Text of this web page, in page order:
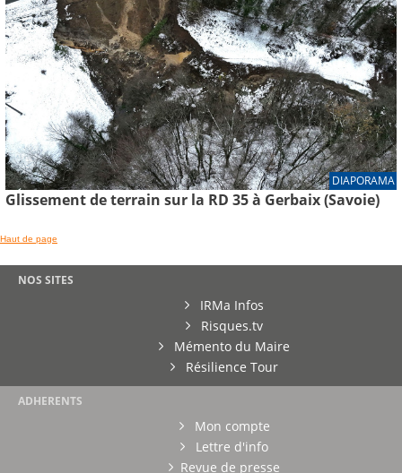
DIAPORAMA
Glissement de terrain sur la RD 35 à Gerbaix (Savoie)
Haut de page
NOS SITES
IRMa Infos
Risques.tv
Mémento du Maire
Résilience Tour
ADHERENTS
Mon compte
Lettre d'info
Revue de presse